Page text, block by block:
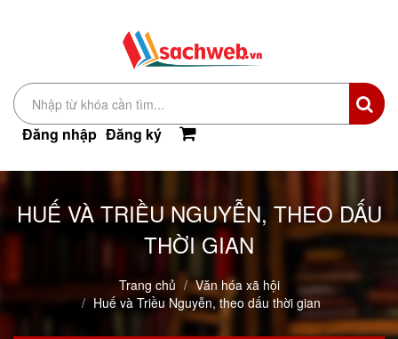
Đăng nhập Đăng ký
HUẾ VÀ TRIỀU NGUYỄN, THEO DẤU
THỜI GIAN
Trang chủ
Văn hóa xã hội
Huế và Triều Nguyễn, theo dấu thời gian